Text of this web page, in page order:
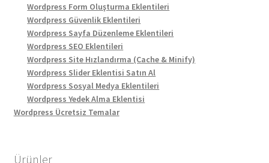
Wordpress Form Oluşturma Eklentileri
Wordpress Güvenlik Eklentileri
Wordpress Sayfa Düzenleme Eklentileri
Wordpress SEO Eklentileri
Wordpress Site Hızlandırma (Cache & Minify)
Wordpress Slider Eklentisi Satın Al
Wordpress Sosyal Medya Eklentileri
Wordpress Yedek Alma Eklentisi
Wordpress Ücretsiz Temalar
Ürünler